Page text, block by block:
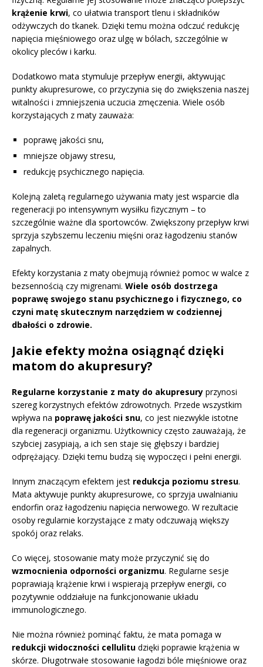
krążenie krwi, co ułatwia transport tlenu i składników
odżywczych do tkanek. Dzięki temu można odczuć redukcję
napięcia mięśniowego oraz ulgę w bólach, szczególnie w
okolicy pleców i karku.
Dodatkowo mata stymuluje przepływ energii, aktywując
punkty akupresurowe, co przyczynia się do zwiększenia naszej
witalności i zmniejszenia uczucia zmęczenia. Wiele osób
korzystających z maty zauważa:
poprawę jakości snu,
mniejsze objawy stresu,
redukcję psychicznego napięcia.
Kolejną zaletą regularnego używania maty jest wsparcie dla
regeneracji po intensywnym wysiłku fizycznym – to
szczególnie ważne dla sportowców. Zwiększony przepływ krwi
sprzyja szybszemu leczeniu mięśni oraz łagodzeniu stanów
zapalnych.
Efekty korzystania z maty obejmują również pomoc w walce z
bezsennością czy migrenami. Wiele osób dostrzega
poprawę swojego stanu psychicznego i fizycznego, co
czyni matę skutecznym narzędziem w codziennej
dbałości o zdrowie.
Jakie efekty można osiągnąć dzięki
matom do akupresury?
Regularne korzystanie z maty do akupresury przynosi
szereg korzystnych efektów zdrowotnych. Przede wszystkim
wpływa na poprawę jakości snu, co jest niezwykle istotne
dla regeneracji organizmu. Użytkownicy często zauważają, że
szybciej zasypiają, a ich sen staje się głębszy i bardziej
odprężający. Dzięki temu budzą się wypoczęci i pełni energii.
Innym znaczącym efektem jest redukcja poziomu stresu.
Mata aktywuje punkty akupresurowe, co sprzyja uwalnianiu
endorfin oraz łagodzeniu napięcia nerwowego. W rezultacie
osoby regularnie korzystające z maty odczuwają większy
spokój oraz relaks.
Co więcej, stosowanie maty może przyczynić się do
wzmocnienia odporności organizmu. Regularne sesje
poprawiają krążenie krwi i wspierają przepływ energii, co
pozytywnie oddziałuje na funkcjonowanie układu
immunologicznego.
Nie można również pominąć faktu, że mata pomaga w
redukcji widoczności cellulitu dzięki poprawie krążenia w
skórze. Długotrwałe stosowanie łagodzi bóle mięśniowe oraz